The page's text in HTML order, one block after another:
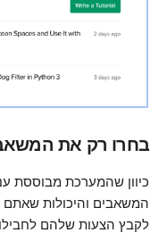
בחרו רק את
כיוון שהמערכת מבוססת
המשאבים והיכולות שאתם